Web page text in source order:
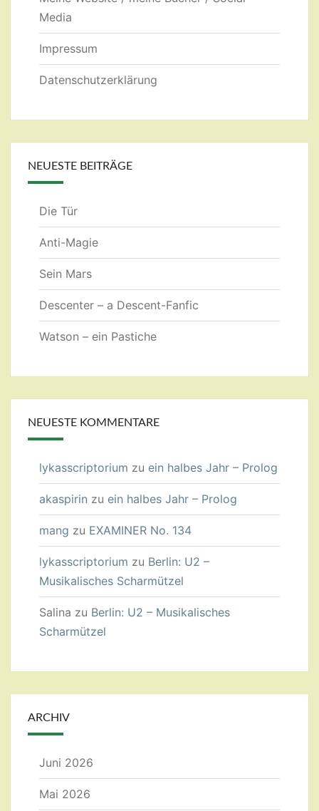
Media
Impressum
Datenschutzerklärung
NEUESTE BEITRÄGE
Die Tür
Anti-Magie
Sein Mars
Descenter – a Descent-Fanfic
Watson – ein Pastiche
NEUESTE KOMMENTARE
lykasscriptorium zu ein halbes Jahr – Prolog
akaspirin zu ein halbes Jahr – Prolog
mang zu EXAMINER No. 134
lykasscriptorium zu Berlin: U2 –
Musikalisches Scharmützel
Salina zu Berlin: U2 – Musikalisches
Scharmützel
ARCHIV
Juni 2026
Mai 2026